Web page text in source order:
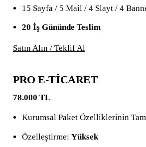
15 Sayfa / 5 Mail / 4 Slayt / 4
20 İş Gününde Teslim
Satın Alın / Teklif Al
PRO E-TİCARET
78.000 TL
Kurumsal Paket Özelliklerinin
Özelleştirme: Yüksek